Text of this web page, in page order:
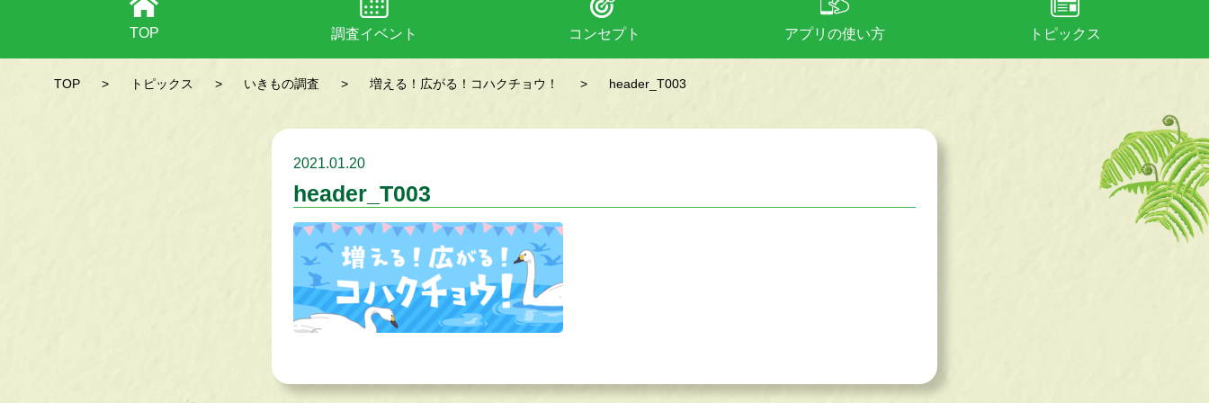
TOP 調査イベント コンセプト アプリの使い方 トピックス
TOP > トピックス > いきもの調査 > 増える！広がる！コハクチョウ！ > header_T003
2021.01.20
header_T003